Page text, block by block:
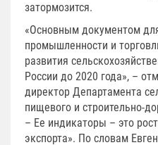
затормозится.
«Основным документом
промышленности и
развития
России до 2020 года», –
директор Департамента
пищевого и строительно-
– Ее индикаторы – это
экспорта». По словам